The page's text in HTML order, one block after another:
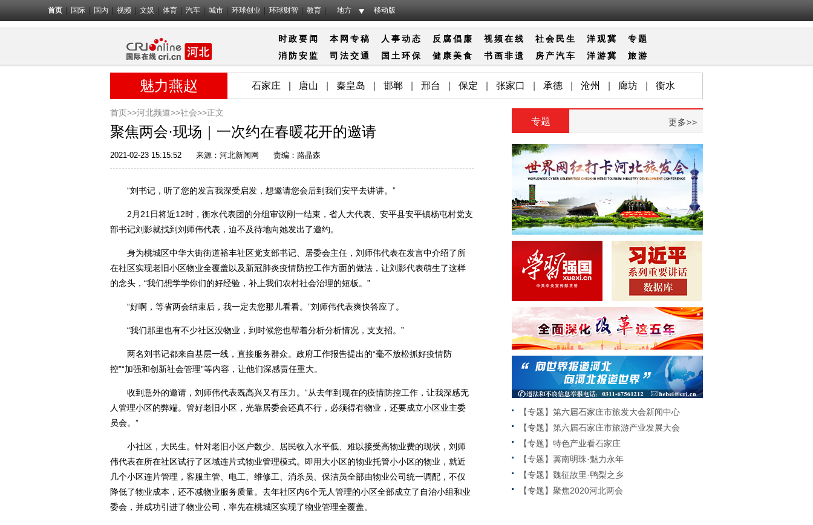
首页 国际 国内 视频 文娱 体育 汽车 城市 环球创业 环球财智 教育 地方 移动版
时政要闻 本网专稿 人事动态 反腐倡廉 视频在线 社会 民生 洋观冀
专题
消防安监 司法交通 国土 环保 健康美食 书画非遗 房产汽车 洋游冀 旅游
魅力燕赵 石家庄 唐山 秦皇岛 邯郸 邢台 保定 张家口 承德 沧州 廊坊 衡水
首页>>河北频道>>社会>>正文
聚焦两会·现场｜一次约在春暖花开的邀请
2021-02-23 15:15:52 来源： 河北新闻网 责编：路晶森
“刘书记，听了您的发言我深受启发，想邀请您会后到我们安平去讲讲。”
2月21日将近12时，衡水代表团的分组审议刚一结束，省人大代表、安平县安平镇杨屯村党支
部书记刘影就找到刘师伟代表，迫不及待地向她发出了邀约。
身为桃城区中华大街街道裕丰社区党支部书记、居委会主任，刘师伟代表在发言中介绍了所
在社区实现老旧小区物业全覆盖以及新冠肺炎疫情防控工作方面的做法，让刘影代表萌生了这样
的念头，“我们想学学你们的好经验，补上我们农村社会治理的短板。”
“好啊，等省两会结束后，我一定去您那儿看看。”刘师伟代表爽快答应了。
“我们那里也有不少社区没物业，到时候您也帮着分析分析情况，支支招。”
两名刘书记都来自基层一线，直接服务群众。政府工作报告提出的“毫不放松抓好疫情防
控”“加强和创新社会管理”等内容，让他们深感责任重大。
收到意外的邀请，刘师伟代表既高兴又有压力。“从去年到现在的疫情防控工作，让我深感无
人管理小区的弊端。管好老旧小区，光靠居委会还真不行，必须得有物业，还要成立小区业主委
员会。”
小社区，大民生。针对老旧小区户数少、居民收入水平低、难以接受高物业费的现状，刘师
伟代表在所在社区试行了区域连片式物业管理模式。即用大小区的物业托管小小区的物业，就近
几个小区连片管理，客服主管、电工、维修工、消杀员、保洁员全部由物业公司统一调配，不仅
降低了物业成本，还不减物业服务质量。去年社区内6个无人管理的小区全部成立了自治小组和业
委会，并成功引进了物业公司，率先在桃城区实现了物业管理全覆盖。
专题 更多>>
【专题】第六届石家庄市旅发大会新闻中心
【专题】第六届石家庄市旅游产业发展大会
【专题】特色产业看石家庄
【专题】冀南明珠·魅力永年
【专题】魏征故里·鸭梨之乡
【专题】聚焦2020河北两会